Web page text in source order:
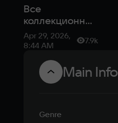
ковбоев
Все
коллекционные
предметы и
секреты Far Far
Apr 29, 2026,
8:44 AM
7.9k
Main Info
Genre